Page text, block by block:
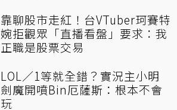
靠聊股市走紅！台VTuber珂賽特
婉拒觀眾「直播看盤」要求：我
正職是股票交易
LOL／1等就全錯？實況主小明
劍魔開噴Bin厄薩斯：根本不會
玩